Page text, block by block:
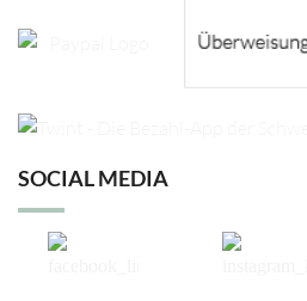
SOCIAL MEDIA